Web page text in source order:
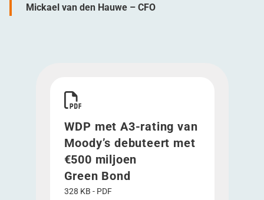
Mickael van den Hauwe – CFO
WDP met A3-rating van
Moody’s debuteert met
€500 miljoen
Green Bond
328 KB - PDF